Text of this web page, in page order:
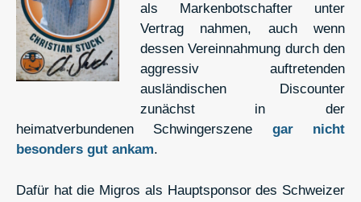
als Markenbotschafter unter
Vertrag nahmen, auch wenn
dessen Vereinnahmung durch den
aggressiv auftretenden
ausländischen Discounter
zunächst in der
heimatverbundenen Schwingerszene gar nicht
besonders gut ankam.
Dafür hat die Migros als Hauptsponsor des Schweizer